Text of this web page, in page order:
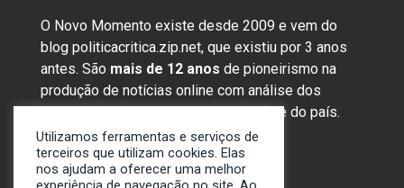
O Novo Momento existe desde 2009 e vem do
blog politicacritica.zip.net, que existiu por 3 anos
antes. São mais de 12 anos de pioneirismo na
produção de notícias online com análise dos
assuntos mais importantes da região e do país.
Sobre nós
Utilizamos ferramentas e serviços de
terceiros que utilizam cookies. Elas
nos ajudam a oferecer uma melhor